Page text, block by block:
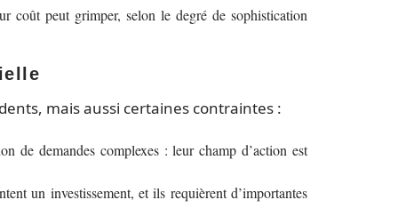
coût peut grimper, selon le degré de sophistication
mais aussi certaines contraintes :
de demandes complexes : leur champ d’action est
un investissement, et ils requièrent d’importantes